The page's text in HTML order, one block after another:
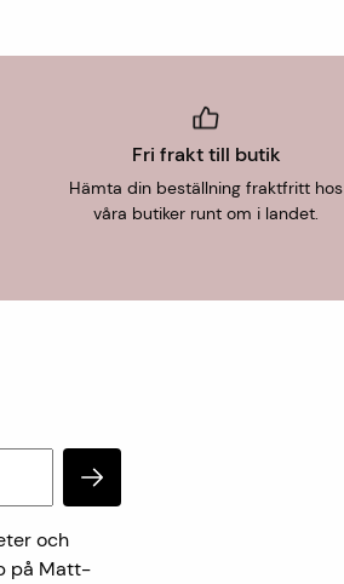
Fri frakt till butik
Hämta din beställning fraktfritt hos
våra butiker runt om i landet.
och
på Matt-